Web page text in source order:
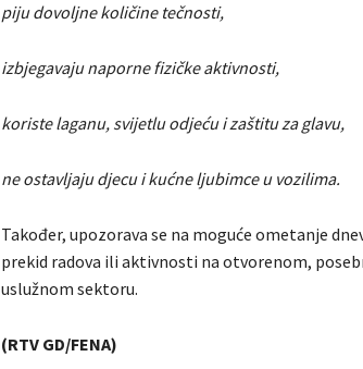
piju dovoljne količine tečnosti,
izbjegavaju naporne fizičke aktivnosti,
koriste laganu, svijetlu odjeću i zaštitu za glavu,
ne ostavljaju djecu i kućne ljubimce u vozilima.
Također, upozorava se na moguće ometanje
prekid radova ili aktivnosti na otvorenom,
uslužnom sektoru.
(RTV GD/FENA)